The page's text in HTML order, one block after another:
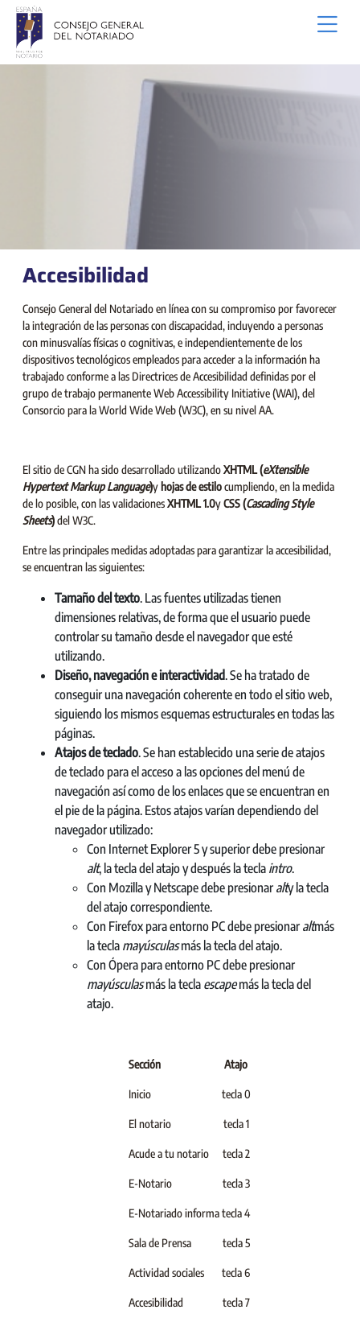
Saltar al contenido principal
Accesibilidad
Consejo General del Notariado en línea con su compromiso por favorecer
la integración de las personas con discapacidad, incluyendo a personas
con minusvalías físicas o cognitivas, e independientemente de los
dispositivos tecnológicos empleados para acceder a la información ha
trabajado conforme a las Directrices de Accesibilidad definidas por el
grupo de trabajo permanente Web Accessibility Initiative (WAI), del
Consorcio para la World Wide Web (W3C), en su nivel AA.
El sitio de CGN ha sido desarrollado utilizandoXHTML (eXtensible
Hypertext Markup Language)y hojas de estilocumpliendo, en la medida
de lo posible, con las validacionesXHTML 1.0yCSS (Cascading Style
Sheets)del W3C.
Entre las principales medidas adoptadas para garantizar la accesibilidad,
se encuentran las siguientes:
Tamaño del texto. Las fuentes utilizadas tienen
dimensiones relativas, de forma que el usuario puede
controlar su tamaño desde el navegador que esté
utilizando.
Diseño, navegación e interactividad. Se ha tratado de
conseguir una navegación coherente en todo el sitio web,
siguiendo los mismos esquemas estructurales en todas las
páginas.
Atajos de teclado. Se han establecido una serie de atajos
de teclado para el acceso a las opciones del menú de
navegación así como de los enlaces que se encuentran en
el pie de la página. Estos atajos varían dependiendo del
navegador utilizado:
Con Internet Explorer 5 y superior debe presionar
alt, la tecla del atajo y después la tecla intro.
Con Mozilla y Netscape debe presionar alty la tecla
del atajo correspondiente.
Con Firefox para entorno PC debe presionar altmás
la tecla mayúsculasmás la tecla del atajo.
Con Ópera para entorno PC debe presionar
mayúsculasmás la tecla escapemás la tecla del
atajo.
Sección Atajo
Inicio tecla 0
El notario tecla 1
Acude a tu notario tecla 2
E-Notario tecla 3
E-Notariado informatecla 4
Sala de Prensa tecla 5
Actividad sociales tecla 6
Accesibilidad tecla 7